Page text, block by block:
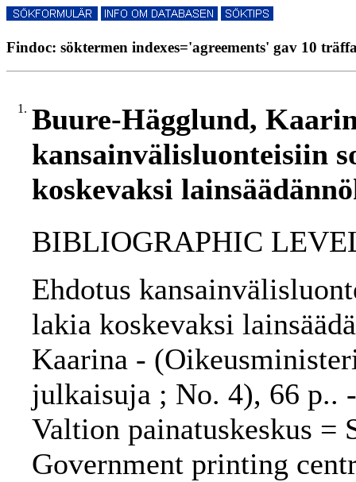
Findoc: söktermen indexes='agreements' gav 10
1. Buure-Hägglund,
kansainvälisluonteisiin
koskevaksi
BIBLIOGRAPHIC
Ehdotus
lakia koskevaksi
Kaarina -
julkaisuja ; No. 4), 66 p..
Valtion painatuskeskus =
Government printing